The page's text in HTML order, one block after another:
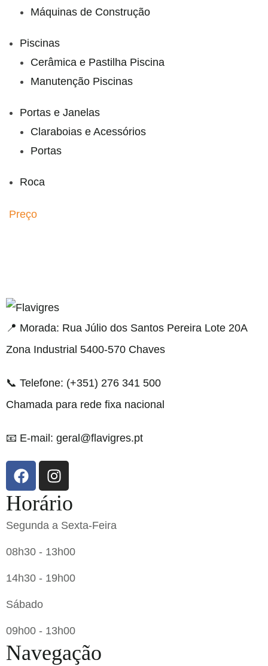
Máquinas de Construção
Piscinas
Cerâmica e Pastilha Piscina
Manutenção Piscinas
Portas e Janelas
Claraboias e Acessórios
Portas
Roca
Preço
adresi
📍 Morada: Rua Júlio dos Santos Pereira Lote 20A
Zona Industrial 5400-570 Chaves
📞 Telefone: (+351) 276 341 500
Chamada para rede fixa nacional
📧 E-mail: geral@flavigres.pt
Horário
Segunda a Sexta-Feira
08h30 - 13h00
14h30 - 19h00
Sábado
09h00 - 13h00
Navegação